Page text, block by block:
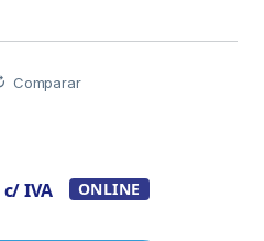
Comparar
c/ IVA ONLINE